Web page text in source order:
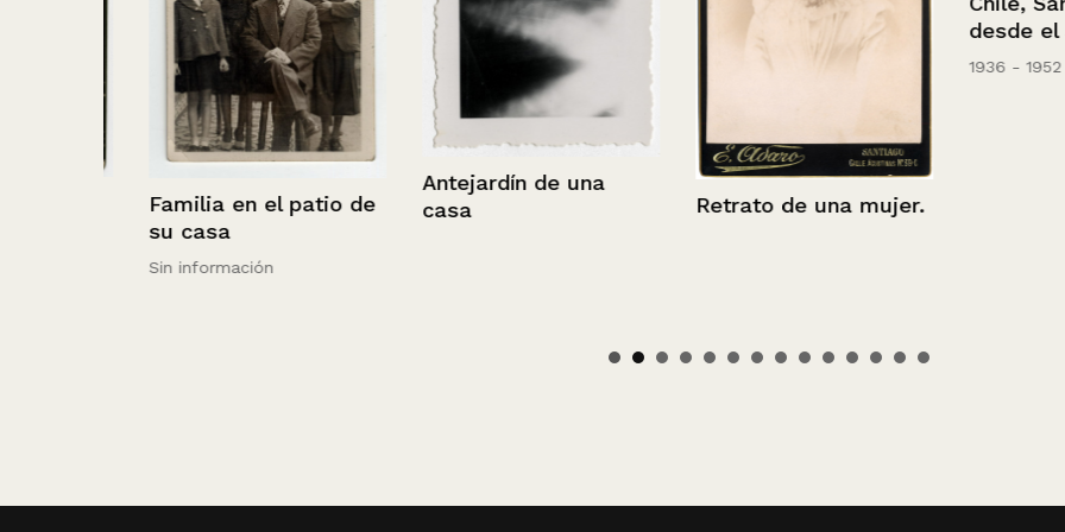
Familia en el patio de
su casa
Sin información
Antejardín de una
casa
Retrato de una mujer.
desde el
1936 - 1952